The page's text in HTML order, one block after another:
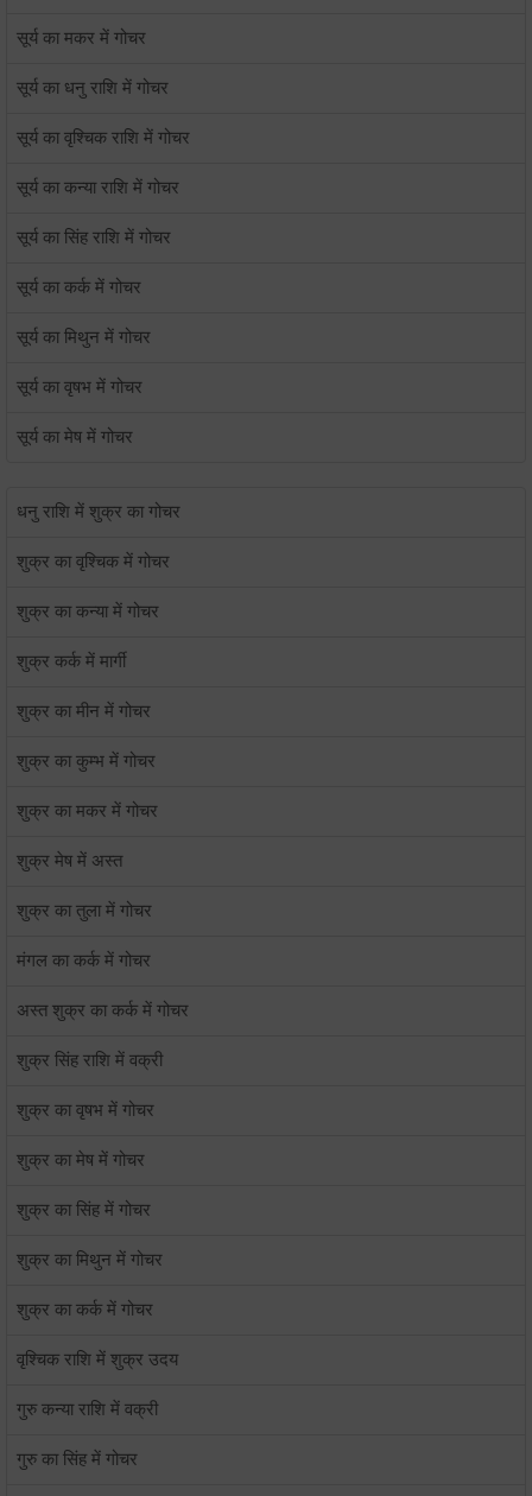
सूर्य का मकर में गोचर
सूर्य का धनु राशि में गोचर
सूर्य का वृश्चिक राशि में गोचर
सूर्य का कन्या राशि में गोचर
सूर्य का सिंह राशि में गोचर
सूर्य का कर्क में गोचर
सूर्य का मिथुन में गोचर
सूर्य का वृषभ में गोचर
सूर्य का मेष में गोचर
धनु राशि में शुक्र का गोचर
शुक्र का वृश्चिक में गोचर
शुक्र का कन्या में गोचर
शुक्र कर्क में मार्गी
शुक्र का मीन में गोचर
शुक्र का कुम्भ में गोचर
शुक्र का मकर में गोचर
शुक्र मेष में अस्त
शुक्र का तुला में गोचर
मंगल का कर्क में गोचर
अस्त शुक्र का कर्क में गोचर
शुक्र सिंह राशि में वक्री
शुक्र का वृषभ में गोचर
शुक्र का मेष में गोचर
शुक्र का सिंह में गोचर
शुक्र का मिथुन में गोचर
शुक्र का कर्क में गोचर
वृश्चिक राशि में शुक्र उदय
गुरु कन्या राशि में वक्री
गुरु का सिंह में गोचर